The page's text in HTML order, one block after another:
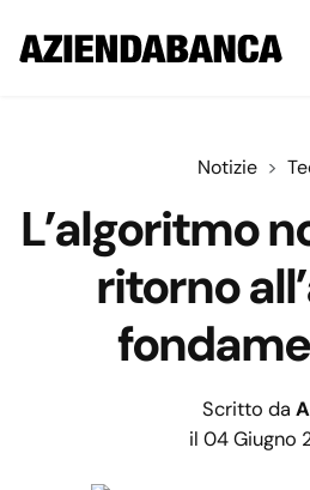
Notizie
L’algoritmo
ritorno
Scritto da
il 04 Giugno